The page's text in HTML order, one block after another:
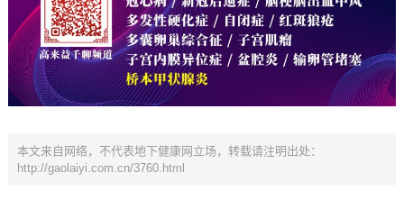
本文来自网络，不代表地下健康网立场，转载请注明出处：
http://gaolaiyi.com.cn/3760.html